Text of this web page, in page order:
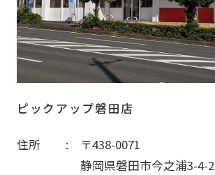
ピックアップ磐田店
住所
〒438-0071
静岡県磐田市今之浦3-4-2